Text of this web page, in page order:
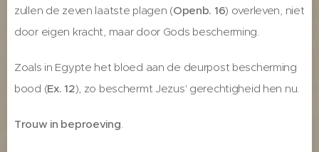
zullen de zeven laatste plagen (Openb. 16) overleven, niet
door eigen kracht, maar door Gods bescherming.
Zoals in Egypte het bloed aan de deurpost bescherming
bood (Ex. 12), zo beschermt Jezus' gerechtigheid hen nu.
Trouw in beproeving.